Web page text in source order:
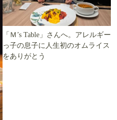
「Ｍ’s Table」さんへ。アレルギー
っ子の息子に人生初のオムライス
をありがとう